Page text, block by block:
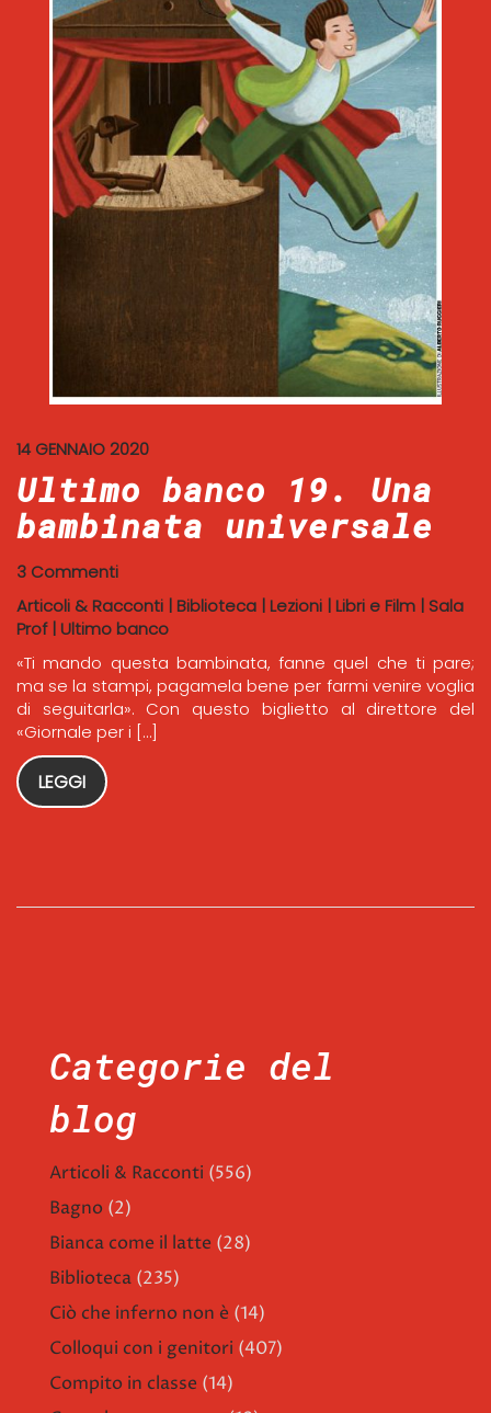
14 GENNAIO 2020
Ultimo banco 19. Una
bambinata universale
3 Commenti
Articoli & Racconti | Biblioteca | Lezioni | Libri e Film | Sala
Prof| Ultimo banco
«Ti mando questa bambinata, fanne quel che ti pare;
ma se la stampi, pagamela bene per farmi venire voglia
di seguitarla». Con questo biglietto al direttore del
«Giornale per i […]
LEGGI
Categorie del
blog
Articoli & Racconti (556)
Bagno (2)
Bianca come il latte (28)
Biblioteca (235)
Ciò che inferno non è (14)
Colloqui con i genitori (407)
Compito in classe (14)